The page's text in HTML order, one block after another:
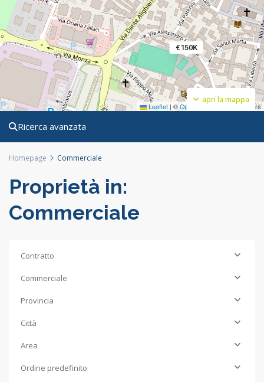
€150K
Leaflet |©OpenStreetMap contributors
apri la mappa
Ricerca avanzata
Homepage Commerciale
Proprietà in:
Commerciale
Contratto
Commerciale
Provincia
Città
Area
Ordine predefinito
Concorezzo